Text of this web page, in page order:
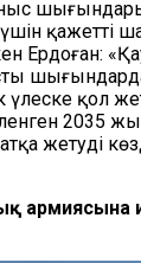
қажетті
Ердоған:
шығындарда
қол
2035
жетуді
армиясына